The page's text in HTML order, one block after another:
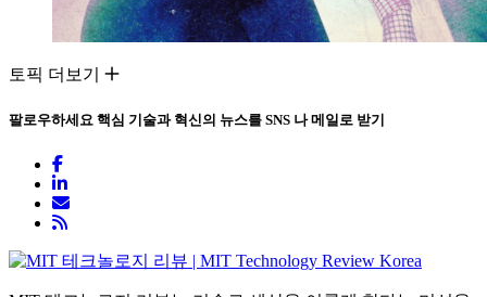
토픽 더보기
팔로우하세요 핵심 기술과 혁신의 뉴스를 SNS 나 메일로 받기